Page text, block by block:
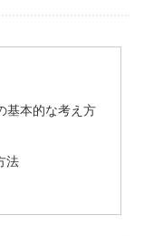
基本的な考え方
法